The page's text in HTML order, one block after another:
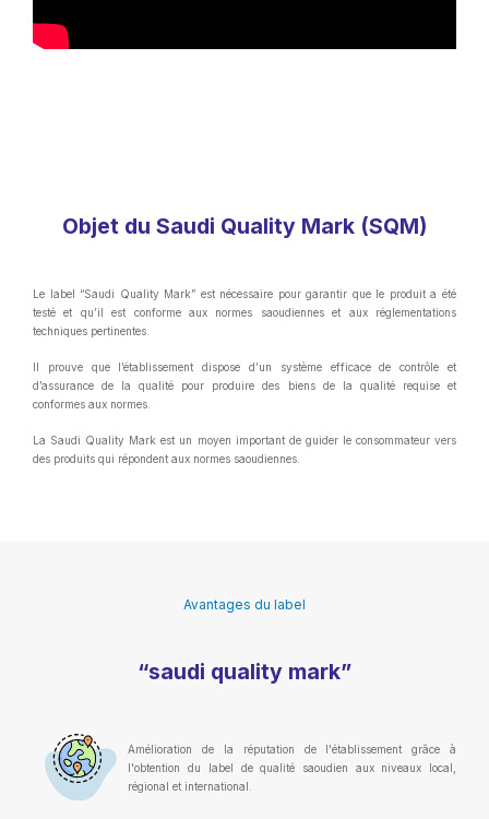
Objet du Saudi Quality Mark (SQM)
Le label “Saudi Quality Mark” est nécessaire pour garantir que le produit a été
testé et qu’il est conforme aux normes saoudiennes et aux réglementations
techniques pertinentes.
Il prouve que l’établissement dispose d’un système efficace de contrôle et
d’assurance de la qualité pour produire des biens de la qualité requise et
conformes aux normes.
La Saudi Quality Mark est un moyen important de guider le consommateur vers
des produits qui répondent aux normes saoudiennes.
Avantages du label
“saudi quality mark”
Amélioration de la réputation de l'établissement grâce à
l'obtention du label de qualité saoudien aux niveaux local,
régional et international.